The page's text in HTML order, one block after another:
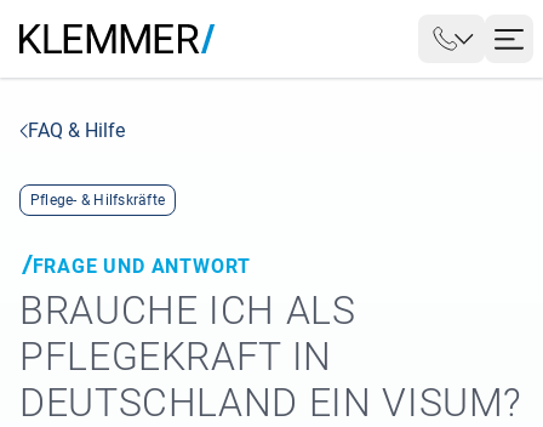
FAQ & Hilfe
Pflege- & Hilfskräfte
FRAGE UND ANTWORT
BRAUCHE ICH ALS
PFLEGEKRAFT IN
DEUTSCHLAND EIN VISUM?